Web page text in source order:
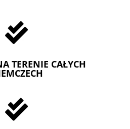

TERENIE CAŁYCH
